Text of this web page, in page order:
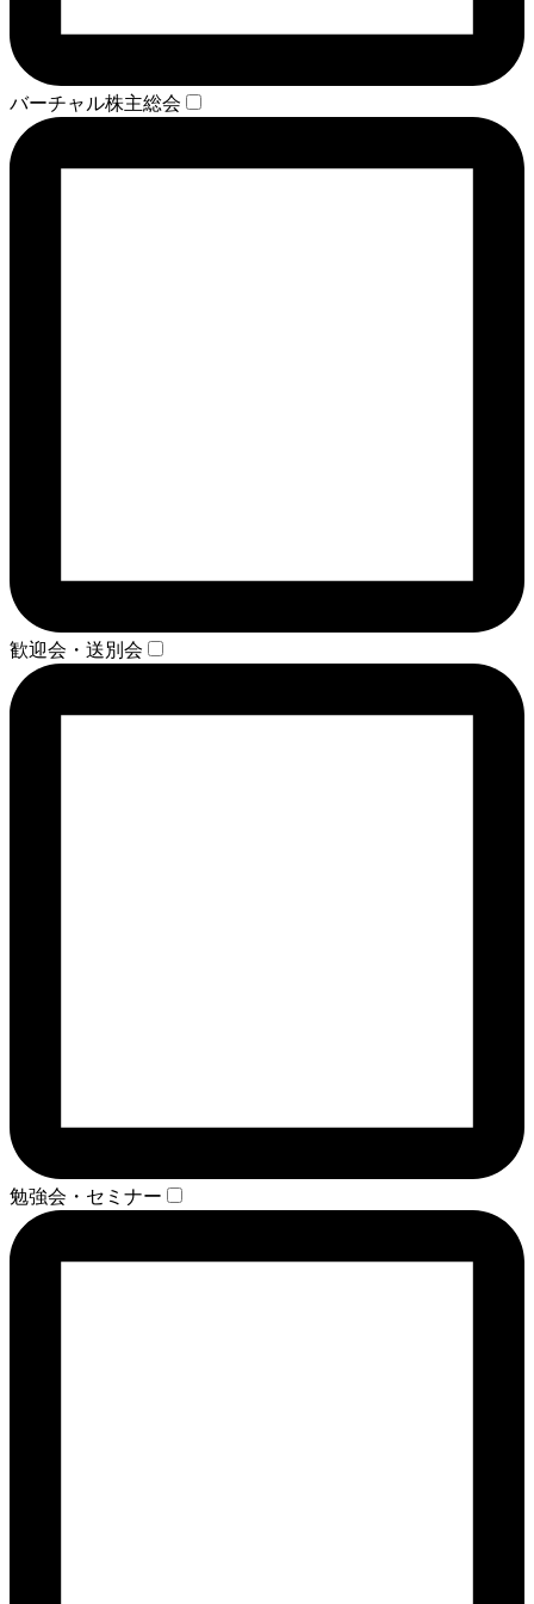
バーチャル株主総会
歓迎会・送別会
勉強会・セミナー